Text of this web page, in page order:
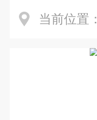
当前位置：